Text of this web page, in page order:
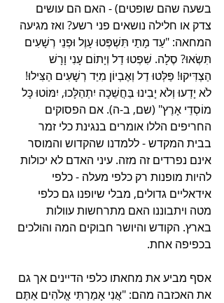
בשעה שהם שופטים) - האם הם עושים
צדק או חלילה נושאים פני רשע? ואז מגיעה
המחאה: "עַד מָתַי תִּשְׁפְּטוּ עָוֶל וּפְנֵי רְשָׁעִים
תִּשְׂאוּ? סֶלָה. שִׁפְטוּ דַל וְיָתוֹם עָנִי וָרָשׁ
הַצְדִּיקוּ! פַּלְּטוּ דַל וְאֶבְיוֹן מִיַּד רְשָׁעִים הַצִּילוּ!
לֹא יָדְעוּ וְלֹא יָבִינוּ בַּחֲשֵׁכָה יִתְהַלָּכוּ, יִמּוֹטוּ כָּל
מוֹסְדֵי אָרֶץ" (שם, ב-ה). אם הפסוקים
החריפים הללו אומרים בנגינת כלי זמר
בבית המקדש - ללמדנו שהקדוש והמוסר
אינם נפרדים זה מזה. עיני האדם לא יכולות
להיות מופנות רק כלפי מעלה - כלפי
אידאליים גדולים, מבלי שיופנו גם כלפי
מטה ויתבוננו האם מתרחשות עוולות
בארץ. הקודש והיושר חבוקים המה והולכים
בכפיפה אחת.
אסף מביע את מחאתו כלפי הדיינים אך גם
את האכזבה מהם: "אֲ‍נִי אָמַרְתִּי אֱלֹהִים אַתֶּם